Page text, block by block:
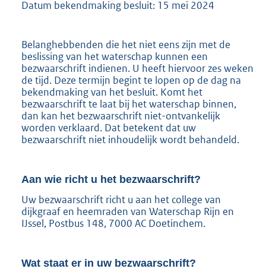
Datum bekendmaking besluit: 15 mei 2024
Belanghebbenden die het niet eens zijn met de
beslissing van het waterschap kunnen een
bezwaarschrift indienen. U heeft hiervoor zes weken
de tijd. Deze termijn begint te lopen op de dag na
bekendmaking van het besluit. Komt het
bezwaarschrift te laat bij het waterschap binnen,
dan kan het bezwaarschrift niet-ontvankelijk
worden verklaard. Dat betekent dat uw
bezwaarschrift niet inhoudelijk wordt behandeld.
Aan wie richt u het bezwaarschrift?
Uw bezwaarschrift richt u aan het college van
dijkgraaf en heemraden van Waterschap Rijn en
IJssel, Postbus 148, 7000 AC Doetinchem.
Wat staat er in uw bezwaarschrift?